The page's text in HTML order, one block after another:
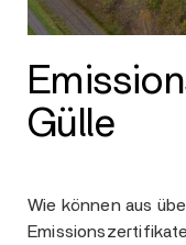
Gülle
Wie können aus